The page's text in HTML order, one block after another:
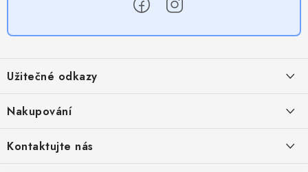
p
a
Užitečné odkazy
Provizní systém
Nakupování
Kontaktujte nás